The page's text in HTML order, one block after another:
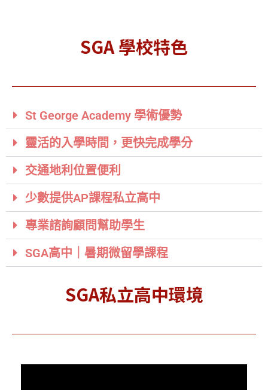
SGA 學校特色
St George Academy 學術優勢
靈活的入學時間，更快完成學分
交通地利位置便利
少數提供AP課程私立高中
專業諮詢顧問幫助學生
SGA高中｜暑期微留學課程
SGA私立高中環境